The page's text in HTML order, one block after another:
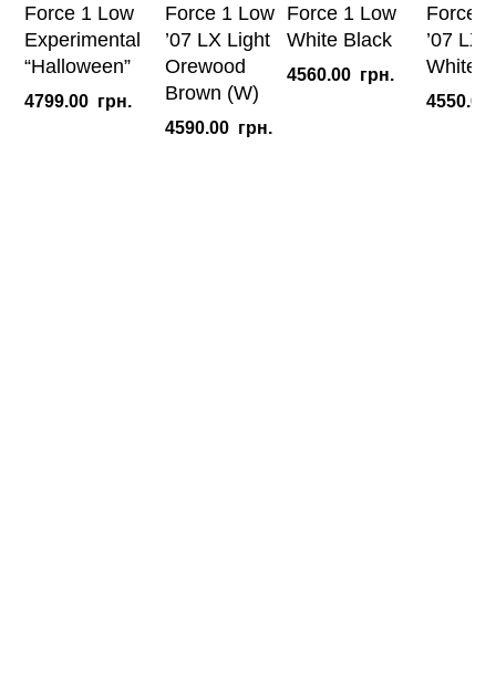
Force 1 Low
Experimental
“Halloween”
4799.00 грн.
Force 1 Low
’07 LX Light
Orewood
Brown (W)
4590.00 грн.
Force 1 Low
White Black
4560.00 грн.
Force
’07 LX
White
4550.00